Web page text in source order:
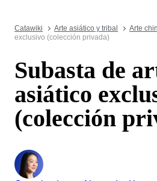
Catawiki Arte asiático y tribal Arte
exclusivo (colección privada)
Subasta de
asiático
(colección